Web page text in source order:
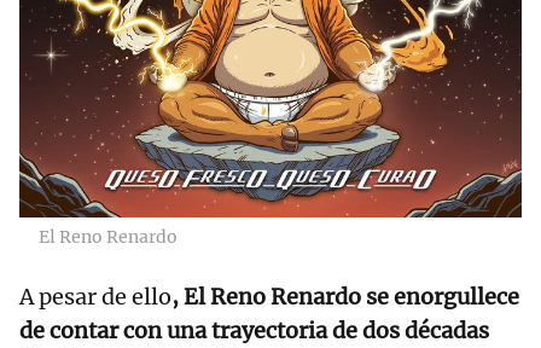
El Reno Renardo
A pesar de ello, El Reno Renardo se enorgullece
de contar con una trayectoria de dos décadas